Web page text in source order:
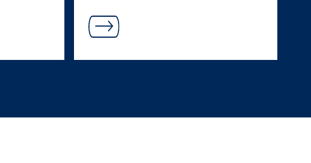
* válido apenas para ECOTRIA® Claro CR50